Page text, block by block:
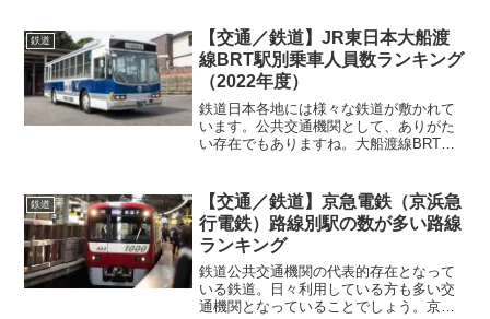
幹線を運用している唯一の会社。それ以
外も様々な鉄道会社が存在...
鉄道
【交通／鉄道】JR東日本大船渡
線BRT駅別乗車人員数ランキング
（2022年度）
鉄道日本各地には様々な鉄道が敷かれて
います。公共交通機関として、ありがた
い存在でもありますね。大船渡線BRT鉄
の一つです。鉄道を運用している会社と
して知られています...
鉄道
【交通／鉄道】京急電鉄（京浜急
行電鉄）路線別駅の数が多い路線
ランキング
鉄道公共交通機関の代表的存在となって
いる鉄道。日々利用している方も多い交
通機関となっていることでしょう。京急